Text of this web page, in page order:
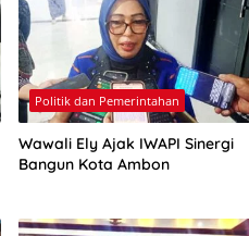
Politik dan Pemerintahan
Wawali Ely Ajak IWAPI Sinergi
Bangun Kota Ambon